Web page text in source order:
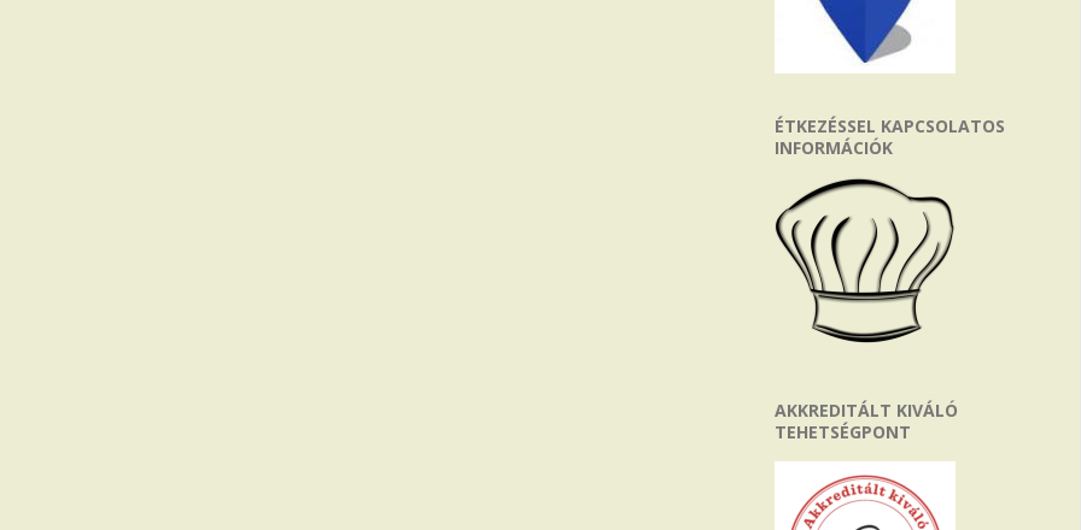
ÉTKEZÉSSEL KAPCSOLATOS
INFORMÁCIÓK
AKKREDITÁLT KIVÁLÓ
TEHETSÉGPONT